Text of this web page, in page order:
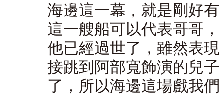
海邊這一幕，就是剛好
這一艘船可以代表哥哥
他已經過世了，雖然表
接跳到阿部寬飾演的兒
了，所以海邊這場戲我